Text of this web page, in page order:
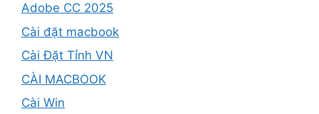
Adobe CC 2025
Cài đặt macbook
Cài Đặt Tỉnh VN
CÀI MACBOOK
Cài Win